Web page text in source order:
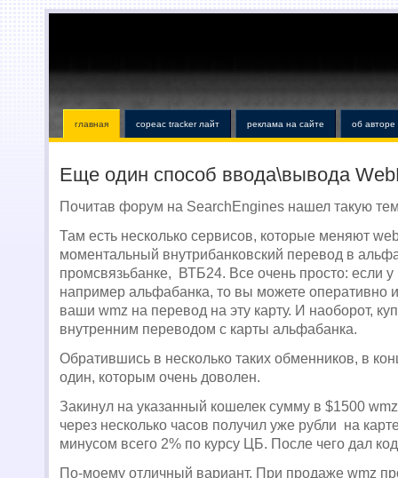
главная copeac tracker лайт реклама на сайте об авторе
Еще один способ ввода\вывода
Почитав форум на SearchEngines нашел такую
Там есть несколько сервисов, которые меняют
моментальный внутрибанковский перевод в
промсвязьбанке, ВТБ24. Все очень просто: если у
например альфабанка, то вы можете оперативно
ваши wmz на перевод на эту карту. И наоборот,
внутренним переводом с карты альфабанка.
Обратившись в несколько таких обменников, в
один, которым очень доволен.
Закинул на указанный кошелек сумму в $1500
через несколько часов получил уже рубли на
минусом всего 2% по курсу ЦБ. После чего дал
По-моему отличный вариант. При продаже wmz